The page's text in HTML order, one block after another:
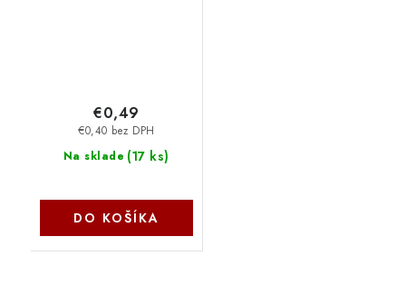
Na sklade (17 ks)
€0,40 bez DPH
€0,49
DO KOŠÍKA